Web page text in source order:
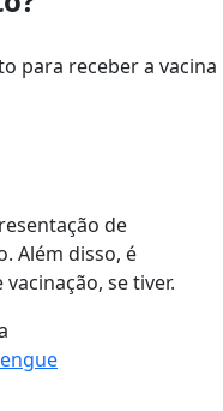
para receber a vacina
de
Além disso, é
se tiver.